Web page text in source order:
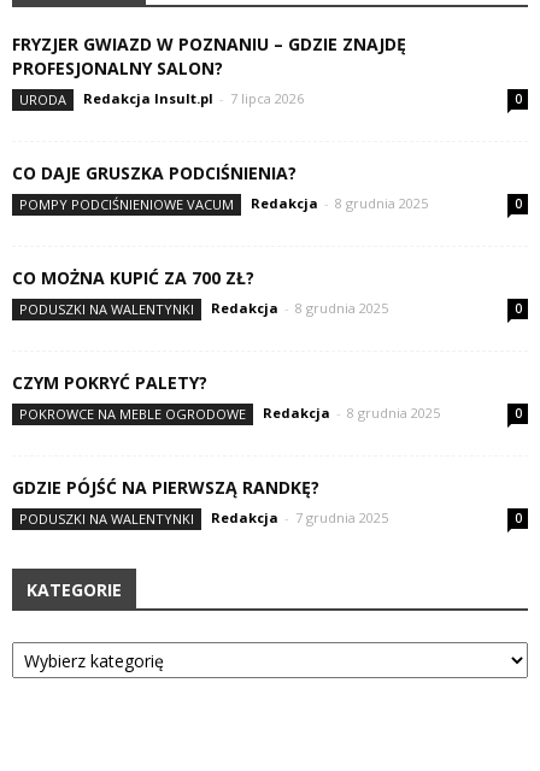
FRYZJER GWIAZD W POZNANIU – GDZIE ZNAJDĘ
PROFESJONALNY SALON?
URODA Redakcja Insult.pl - 7 lipca 2026 0
CO DAJE GRUSZKA PODCIŚNIENIA?
POMPY PODCIŚNIENIOWE VACUM Redakcja - 8 grudnia 2025 0
CO MOŻNA KUPIĆ ZA 700 ZŁ?
PODUSZKI NA WALENTYNKI Redakcja - 8 grudnia 2025 0
CZYM POKRYĆ PALETY?
POKROWCE NA MEBLE OGRODOWE Redakcja - 8 grudnia 2025 0
GDZIE PÓJŚĆ NA PIERWSZĄ RANDKĘ?
PODUSZKI NA WALENTYNKI Redakcja - 7 grudnia 2025 0
KATEGORIE
Kategorie